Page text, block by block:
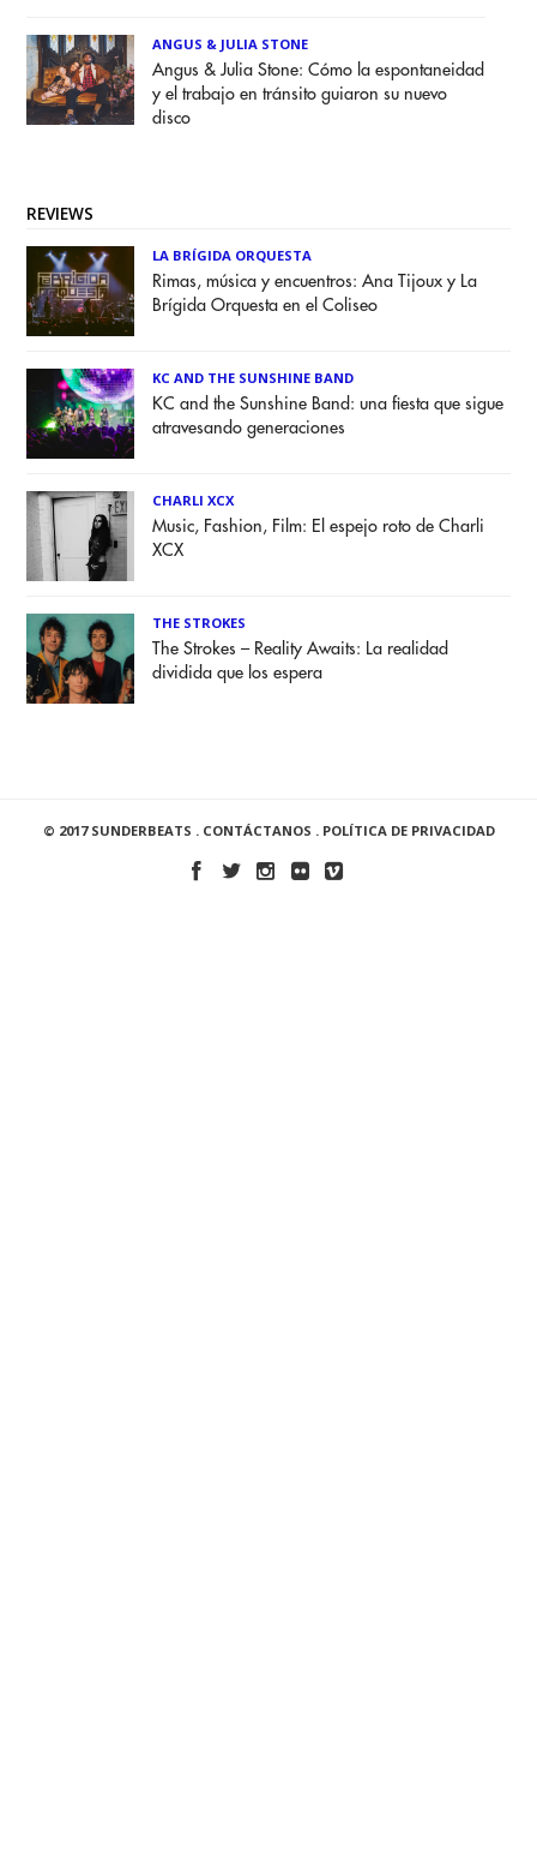
ANGUS & JULIA STONE
Angus & Julia Stone: Cómo la espontaneidad
y el trabajo en tránsito guiaron su nuevo
disco
REVIEWS
LA BRÍGIDA ORQUESTA
Rimas, música y encuentros: Ana Tijoux y La
Brígida Orquesta en el Coliseo
KC AND THE SUNSHINE BAND
KC and the Sunshine Band: una fiesta que sigue
atravesando generaciones
CHARLI XCX
Music, Fashion, Film: El espejo roto de Charli
XCX
THE STROKES
The Strokes – Reality Awaits: La realidad
dividida que los espera
© 2017 SUNDERBEATS . CONTÁCTANOS . POLÍTICA DE PRIVACIDAD